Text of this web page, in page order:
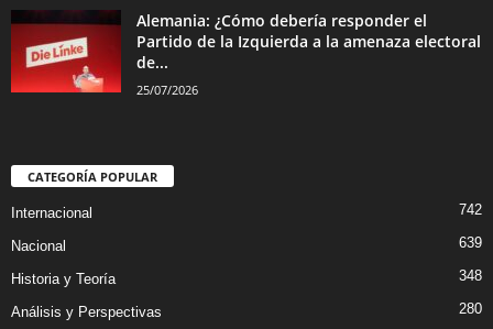
Alemania: ¿Cómo debería responder el
Partido de la Izquierda a la amenaza electoral
de...
25/07/2026
CATEGORÍA POPULAR
Internacional 742
Nacional 639
Historia y Teoría 348
Análisis y Perspectivas 280